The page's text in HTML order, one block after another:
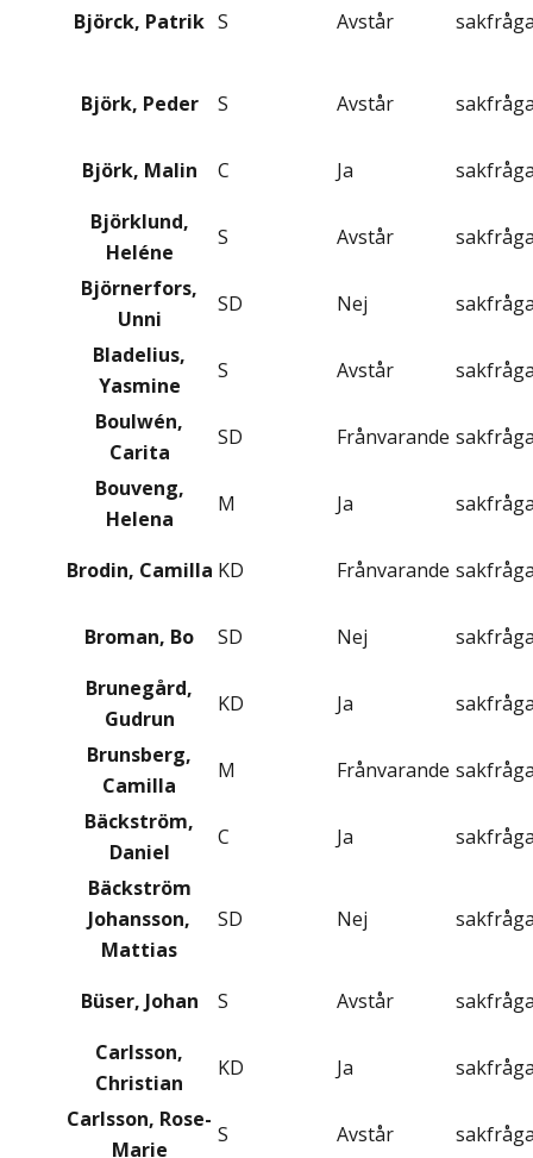
Björck, Patrik S Avstår
Björk, Peder S Avstår
Björk, Malin C Ja
Björklund,
Heléne
S Avstår
Björnerfors,
Unni
SD Nej
Bladelius,
Yasmine
S Avstår
Boulwén,
Carita
SD Frånvarande
Bouveng,
Helena
M Ja
Brodin, Camilla KD Frånvarande
Broman, Bo SD Nej
Brunegård,
Gudrun
KD Ja
Brunsberg,
Camilla
M Frånvarande
Bäckström,
Daniel
C Ja
Bäckström
Johansson,
Mattias
SD Nej
Büser, Johan S Avstår
Carlsson,
Christian
KD Ja
Carlsson, Rose-
Marie
S Avstår